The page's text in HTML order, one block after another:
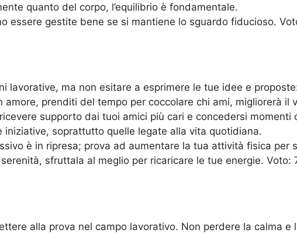
quanto del corpo, l’equilibrio è fondamentale.
essere gestite bene se si mantiene lo sguardo fiducioso.
lavorative, ma non esitare a esprimere le tue idee e
amore, prenditi del tempo per coccolare chi ami, migliorerà il
supporto dai tuoi amici più cari e concedersi momenti
iniziative, soprattutto quelle legate alla vita quotidiana.
è in ripresa; prova ad aumentare la tua attività fisica per
sfruttala al meglio per ricaricare le tue energie. Voto:
alla prova nel campo lavorativo. Non perdere la calma